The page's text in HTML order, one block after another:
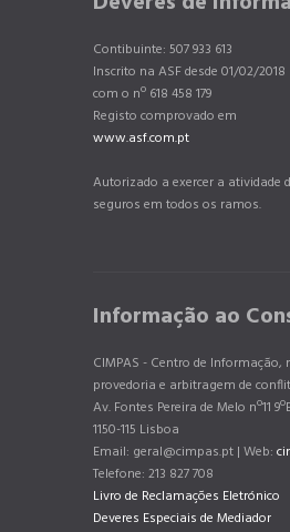
Contibuinte: 507 933 613
Inscrito na ASF desde 01/02/2018
com o nº 618 458 179
Registo comprovado em
www.asf.com.pt
Autorizado a exercer a atividade
seguros em todos os ramos.
Informação ao
CIMPAS - Centro de Informação,
provedoria e arbitragem de
Av. Fontes Pereira de Melo nº11
1150-115 Lisboa
Email: geral@cimpas.pt | Web:
Telefone: 213 827 708
Livro de Reclamações Eletrónico
Deveres Especiais de Mediador